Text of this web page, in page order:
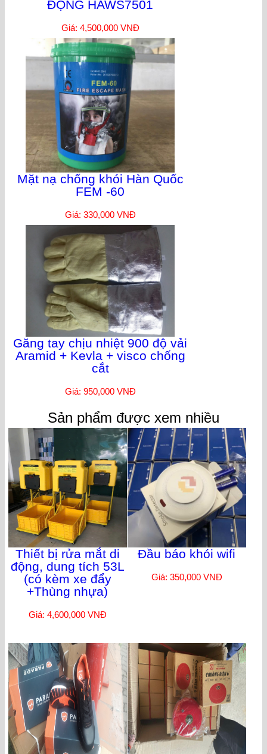
ĐỘNG HAWS7501
Giá: 4,500,000 VNĐ
Mặt nạ chống khói Hàn Quốc
FEM -60
Giá: 330,000 VNĐ
Găng tay chịu nhiệt 900 độ vải
Aramid + Kevla + visco chống
cắt
Giá: 950,000 VNĐ
Sản phẩm được xem nhiều
Thiết bị rửa mắt di
động, dung tích 53L
(có kèm xe đẩy
+Thùng nhựa)
Giá: 4,600,000 VNĐ
Đầu báo khói wifi
Giá: 350,000 VNĐ